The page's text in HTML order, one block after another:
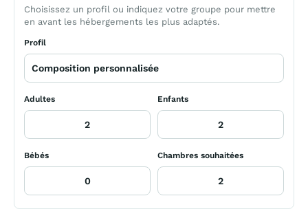
Choisissez un profil ou indiquez votre groupe pour mettre
en avant les hébergements les plus adaptés.
Profil
Adultes Enfants
Bébés Chambres souhaitées